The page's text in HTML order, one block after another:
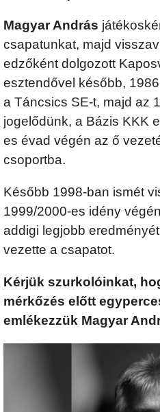
Magyar András
csapatunkat, majd
edzőként dolgozott
esztendővel később,
a Táncsics SE-t, majd az
jogelődünk, a Bázis KKK
es évad végén az ő
csoportba.
Később 1998-ban ismét
1999/2000-es idény
addigi legjobb
vezette a csapatot.
Kérjük szurkolóinkat,
mérkőzés előtt
emlékezzük Magyar